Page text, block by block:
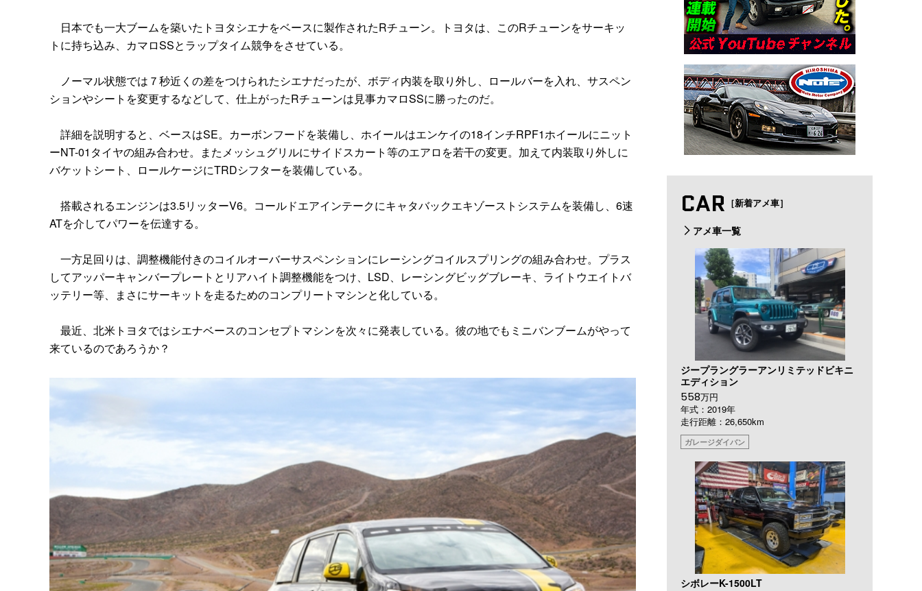
日本でも一大ブームを築いたトヨタシエナをベースに製作されたRチューン。トヨタは、このRチューンをサーキッ
トに持ち込み、カマロSSとラップタイム競争をさせている。
ノーマル状態では７秒近くの差をつけられたシエナだったが、ボディ内装を取り外し、ロールバーを入れ、サスペン
ションやシートを変更するなどして、仕上がったRチューンは見事カマロSSに勝ったのだ。
詳細を説明すると、ベースはSE。カーボンフードを装備し、ホイールはエンケイの18インチRPF1ホイールにニット
ーNT-01タイヤの組み合わせ。またメッシュグリルにサイドスカート等のエアロを若干の変更。加えて内装取り外しに
バケットシート、ロールケージにTRDシフターを装備している。
搭載されるエンジンは3.5リッターV6。コールドエアインテークにキャタバックエキゾーストシステムを装備し、6速
ATを介してパワーを伝達する。
一方足回りは、調整機能付きのコイルオーバーサスペンションにレーシングコイルスプリングの組み合わせ。プラス
してアッパーキャンバープレートとリアハイト調整機能をつけ、LSD、レーシングビッグブレーキ、ライトウエイトバ
ッテリー等、まさにサーキットを走るためのコンプリートマシンと化している。
最近、北米トヨタではシエナベースのコンセプトマシンを次々に発表している。彼の地でもミニバンブームがやって
来ているのであろうか？
CAR ［新着アメ車］
アメ車一覧
ジープラングラーアンリミテッドビキニ
エディション
558万円
年式：2019年
走行距離：26,650km
ガレージダイバン
シボレーK-1500LT